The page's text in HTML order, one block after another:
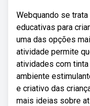
Webquando se
educativas para
uma das opções
atividade permite
atividades com
ambiente
e criativo das
mais ideias sobre